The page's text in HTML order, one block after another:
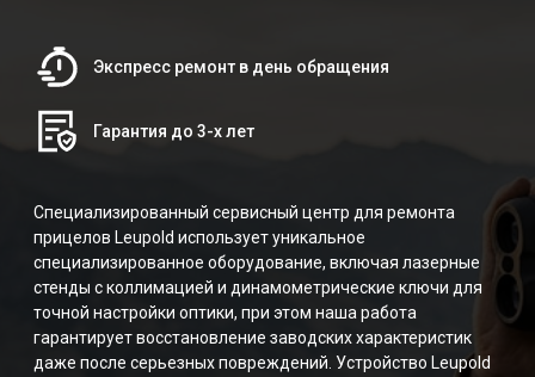
Экспресс ремонт в день обращения
Гарантия до 3-х лет
Специализированный сервисный центр для ремонта
прицелов Leupold использует уникальное
специализированное оборудование, включая лазерные
стенды с коллимацией и динамометрические ключи для
точной настройки оптики, при этом наша работа
гарантирует восстановление заводских характеристик
даже после серьезных повреждений. Устройство Leupold